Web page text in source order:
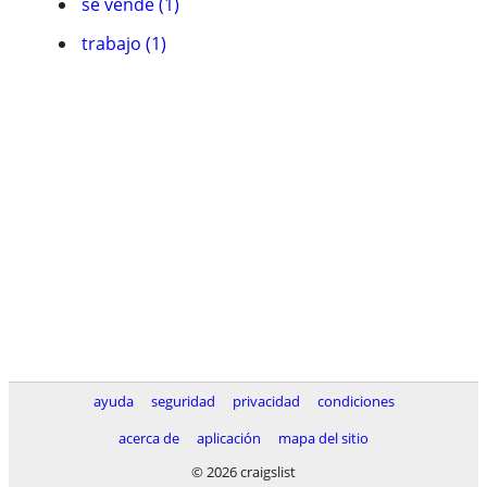
trabajo (1)
ayuda seguridad privacidad
condiciones
acerca de
aplicación
mapa del sitio
© 2026 craigslist